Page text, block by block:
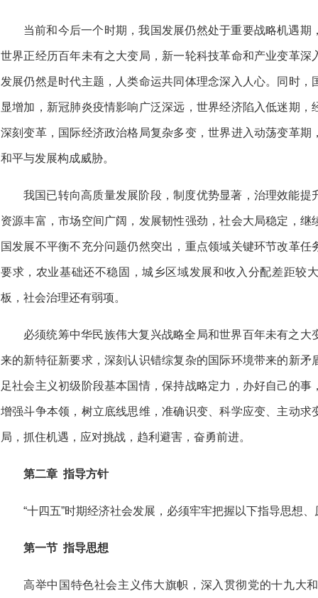
当前和今后一个时期，我国发展仍然处于重要战略机遇
世界正经历百年未有之大变局，新一轮科技革命和产业变革
发展仍然是时代主题，人类命运共同体理念深入人心。同时
显增加，新冠肺炎疫情影响广泛深远，世界经济陷入低迷期
深刻变革，国际经济政治格局复杂多变，世界进入动荡变革
和平与发展构成威胁。
我国已转向高质量发展阶段，制度优势显著，治理效能
资源丰富，市场空间广阔，发展韧性强劲，社会大局稳定，
国发展不平衡不充分问题仍然突出，重点领域关键环节改革
要求，农业基础还不稳固，城乡区域发展和收入分配差距较
板，社会治理还有弱项。
必须统筹中华民族伟大复兴战略全局和世界百年未有之
来的新特征新要求，深刻认识错综复杂的国际环境带来的新
足社会主义初级阶段基本国情，保持战略定力，办好自己的
增强斗争本领，树立底线思维，准确识变、科学应变、主动
局，抓住机遇，应对挑战，趋利避害，奋勇前进。
第二章 指导方针
“十四五”时期经济社会发展，必须牢牢把握以下指导思想
第一节 指导思想
高举中国特色社会主义伟大旗帜，深入贯彻党的十九大